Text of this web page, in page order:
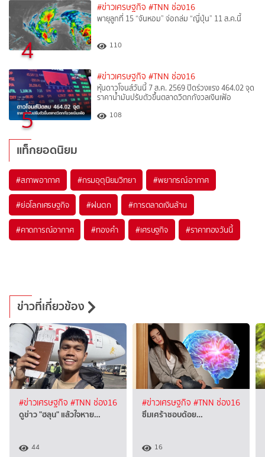
4
#ข่าวเศรษฐกิจ #TNN ช่อง16
พายุลูกที่ 15 “จันหอม” จ่อถล่ม “ญี่ปุ่น” 11 ส.ค.นี้
110
5
#ข่าวเศรษฐกิจ #TNN ช่อง16
หุ้นดาวโจนส์วันนี้ 7 ส.ค. 2569 ปิดร่วงแรง 464.02 จุด
ราคาน้ำมันปรับตัวขึ้นตลาดวิตกกังวลเงินเฟ้อ
108
แท็กยอดนิยม
#สภาพอากาศ #กรมอุตุนิยมวิทยา #พยากรณ์อากาศ
#ย่อโลกเศรษฐกิจ #ฝนตก #การตลาดเงินล้าน
#คาดการณ์อากาศ #ทองคำ #เศรษฐกิจ #ราคาทองวันนี้
ข่าวที่เกี่ยวข้อง
#ข่าวเศรษฐกิจ #TNN ช่อง16
ดูข่าว "ฮลุน" แล้วใจหาย…
44
#ข่าวเศรษฐกิจ #TNN ช่อง16
ซึมเศร้าชอบด้อย…
16